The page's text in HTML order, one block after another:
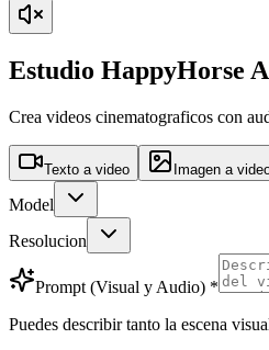
Estudio HappyHorse
Crea videos cinematograficos con
Texto a video Imagen a
Model
Resolucion
Prompt (Visual y Audio) *
Puedes describir tanto la escena